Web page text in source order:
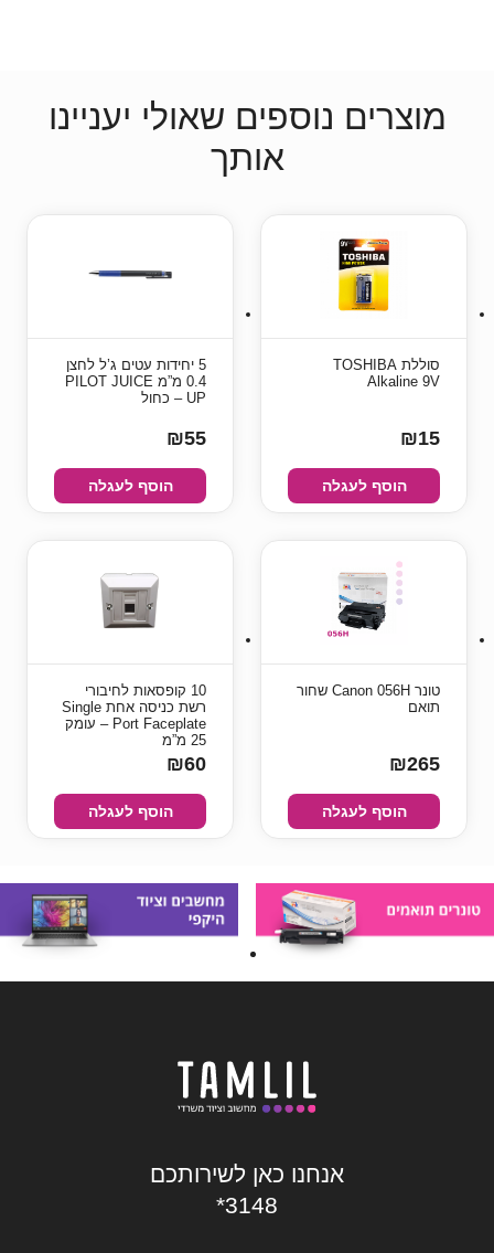
מוצרים נוספים שאולי יעניינו
אותך
סוללת TOSHIBA
Alkaline 9V
₪15
הוסף לעגלה
5 יחידות עטים ג’ל לחצן
0.4 מ”מ PILOT JUICE
UP – כחול
₪55
הוסף לעגלה
טונר Canon 056H שחור
תואם
₪265
הוסף לעגלה
10 קופסאות לחיבורי
רשת כניסה אחת Single
Port Faceplate – עומק
25 מ”מ
₪60
הוסף לעגלה
אנחנו כאן לשירותכם
*3148